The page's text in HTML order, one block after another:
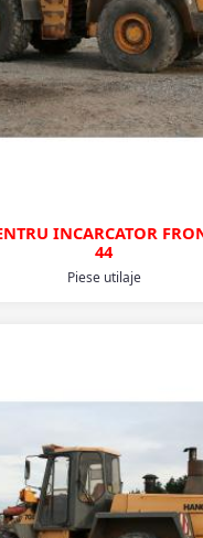
44
Piese utilaje